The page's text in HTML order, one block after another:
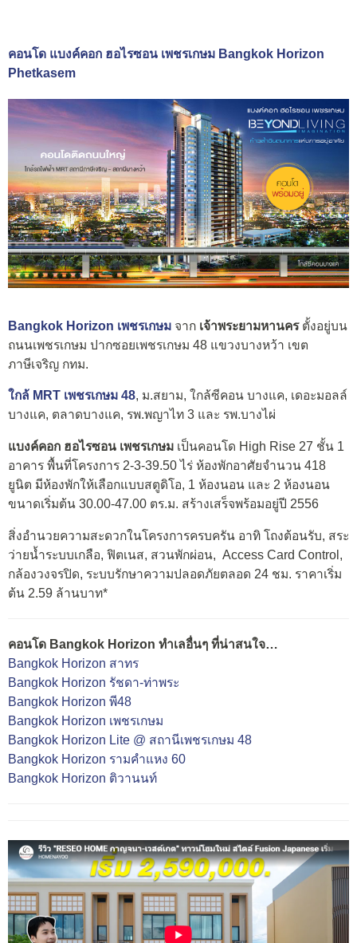
คอนโด แบงค์คอก ฮอไรซอน เพชรเกษม Bangkok Horizon
Phetkasem
Bangkok Horizon เพชรเกษม จาก เจ้าพระยามหานครตั้งอยู่บน
ถนนเพชรเกษม ปากซอยเพชรเกษม 48 แขวงบางหว้า เขต
ภาษีเจริญ กทม.
ใกล้ MRT เพชรเกษม 48, ม.สยาม, ใกล้ซีคอน บางแค, เดอะมอลล์
บางแค, ตลาดบางแค, รพ.พญาไท 3 และ รพ.บางไผ่
แบงค์คอก ฮอไรซอน เพชรเกษม เป็นคอนโด High Rise 27 ชั้น 1
อาคาร พื้นที่โครงการ 2-3-39.50 ไร่ ห้องพักอาศัยจำนวน 418
ยูนิต มีห้องพักให้เลือกแบบสตูดิโอ, 1 ห้องนอน และ 2 ห้องนอน
ขนาดเริ่มต้น 30.00-47.00 ตร.ม. สร้างเสร็จพร้อมอยู่ปี 2556
สิ่งอำนวยความสะดวกในโครงการครบครัน อาทิ โถงต้อนรับ, สระ
ว่ายน้ำระบบเกลือ, ฟิตเนส, สวนพักผ่อน, Access Card Control,
กล้องวงจรปิด, ระบบรักษาความปลอดภัยตลอด 24 ชม. ราคาเริ่ม
ต้น 2.59 ล้านบาท*
คอนโด Bangkok Horizon ทำเลอื่นๆ ที่น่าสนใจ…
Bangkok Horizon สาทร
Bangkok Horizon รัชดา-ท่าพระ
Bangkok Horizon พี48
Bangkok Horizon เพชรเกษม
Bangkok Horizon Lite @ สถานีเพชรเกษม 48
Bangkok Horizon รามคำแหง 60
Bangkok Horizon ติวานนท์